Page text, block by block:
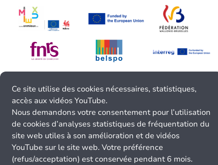
Ce site utilise des cookies nécessaires, statistiques,
accès aux vidéos YouTube.
Nous demandons votre consentement pour l’utilisation
de cookies d’analyses statistiques de fréquentation du
site web utiles à son amélioration et de vidéos
YouTube sur le site web. Votre préférence
(refus/acceptation) est conservée pendant 6 mois.